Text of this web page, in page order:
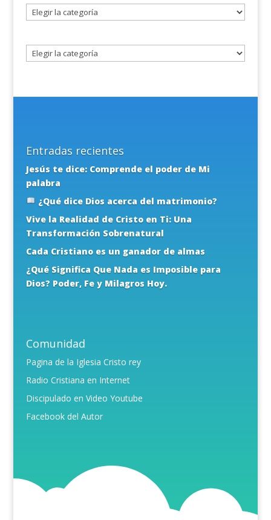
Seleccione
un
Entradas recientes
Jesús te dice: Comprende el poder de Mi
palabra
¿Qué dice Dios acerca del matrimonio?
Vive la Realidad de Cristo en Ti: Una
Transformación Sobrenatural
Cada Cristiano es un ganador de almas
¿Qué Significa Que Nada es Imposible para
Dios? Poder, Fe y Milagros Hoy.
Comunidad
Pagina de la Iglesia Cristo rey
Radio Cristiana en Internet
Discipulado en Video Youtube
Facebook del Autor